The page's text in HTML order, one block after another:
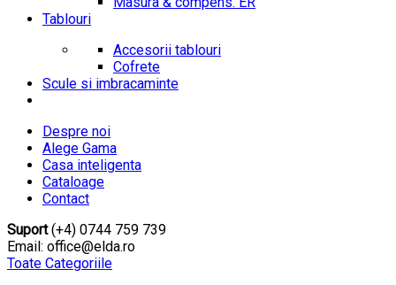
Tablouri
Accesorii tablouri
Cofrete
Scule si imbracaminte
Despre noi
Alege Gama
Casa inteligenta
Cataloage
Contact
Suport(+4) 0744 759 739
Email: office@elda.ro
Toate Categoriile